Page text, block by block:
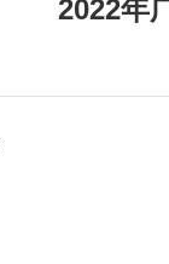
2022年